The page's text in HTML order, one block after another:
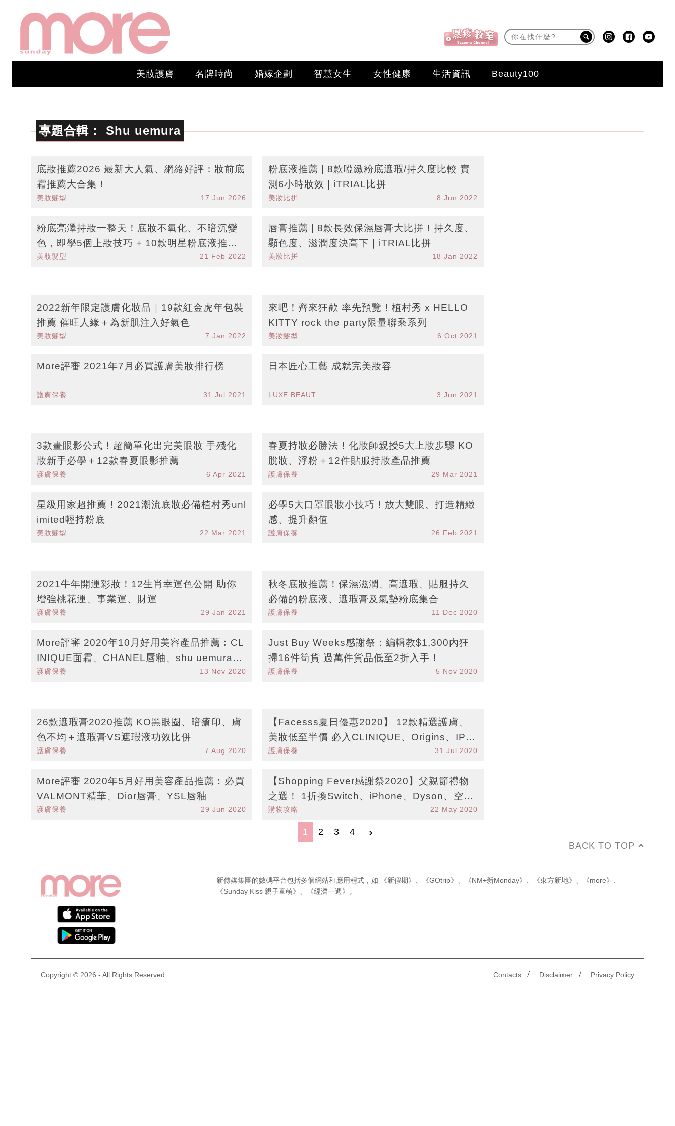
美妝護膚 名牌時尚 婚嫁企劃 智慧女生 女性健康 生活資訊 Beauty100
專題合輯： Shu uemura
底妝推薦2026 最新大人氣、網絡好評：妝前底
霜推薦大合集！
美妝髮型 17 Jun 2026
粉底液推薦 | 8款啞緻粉底遮瑕/持久度比較 實
測6小時妝效 | iTRIAL比拼
美妝比拼 8 Jun 2022
粉底亮澤持妝一整天！底妝不氧化、不暗沉變
色，即學5個上妝技巧 + 10款明星粉底液推薦 |
iTRIAL美妝
美妝髮型 21 Feb 2022
唇膏推薦 | 8款長效保濕唇膏大比拼！持久度、
顯色度、滋潤度決高下｜iTRIAL比拼
美妝比拼 18 Jan 2022
2022新年限定護膚化妝品｜19款紅金虎年包裝
推薦 催旺人緣＋為新肌注入好氣色
美妝髮型 7 Jan 2022
來吧！齊來狂歡 率先預覽！植村秀 x HELLO
KITTY rock the party限量聯乘系列
美妝髮型 6 Oct 2021
More評審 2021年7月必買護膚美妝排行榜
護膚保養 31 Jul 2021
日本匠心工藝 成就完美妝容
LUXE BEAUTY FLASH 3 Jun 2021
3款畫眼影公式！超簡單化出完美眼妝 手殘化
妝新手必學＋12款春夏眼影推薦
護膚保養 6 Apr 2021
春夏持妝必勝法！化妝師親授5大上妝步驟 KO
脫妝、浮粉＋12件貼服持妝產品推薦
護膚保養 29 Mar 2021
星級用家超推薦！2021潮流底妝必備植村秀unl
imited輕持粉底
美妝髮型 22 Mar 2021
必學5大口罩眼妝小技巧！放大雙眼、打造精緻
感、提升顏值
護膚保養 26 Feb 2021
2021牛年開運彩妝！12生肖幸運色公開 助你
增強桃花運、事業運、財運
護膚保養 29 Jan 2021
秋冬底妝推薦！保濕滋潤、高遮瑕、貼服持久
必備的粉底液、遮瑕膏及氣墊粉底集合
護膚保養 11 Dec 2020
More評審 2020年10月好用美容產品推薦︰CL
INIQUE面霜、CHANEL唇釉、shu uemura眼
影
護膚保養 13 Nov 2020
Just Buy Weeks感謝祭：編輯教$1,300內狂
掃16件筍貨 過萬件貨品低至2折入手！
護膚保養 5 Nov 2020
26款遮瑕膏2020推薦 KO黑眼圈、暗瘡印、膚
色不均＋遮瑕膏VS遮瑕液功效比併
護膚保養 7 Aug 2020
【Facesss夏日優惠2020】 12款精選護膚、
美妝低至半價 必入CLINIQUE、Origins、IPS
A
護膚保養 31 Jul 2020
More評審 2020年5月好用美容產品推薦︰必買
VALMONT精華、Dior唇膏、YSL唇釉
護膚保養 29 Jun 2020
【Shopping Fever感謝祭2020】父親節禮物
之選！ 1折換Switch、iPhone、Dyson、空氣
清新機
購物攻略 22 May 2020
1 2 3
4
BACK TO TOP
新傳媒集團的數碼平台包括多個網站和應用程式，如 《新假期》 、 《GOtrip》 、 《NM+新Monday》 、 《東方新地》 、 《more》 、
《Sunday Kiss 親子童萌》 、 《經濟一週》 。
Contacts / Disclaimer / Privacy Policy
Copyright © 2026 - All Rights Reserved